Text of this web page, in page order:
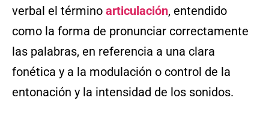
verbal el término articulación, entendido
como la forma de pronunciar correctamente
las palabras, en referencia a una clara
fonética y a la modulación o control de la
entonación y la intensidad de los sonidos.